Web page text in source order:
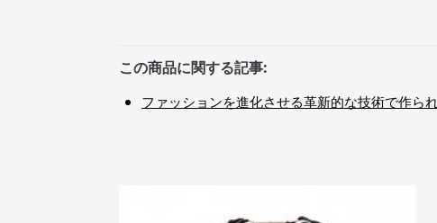
この商品に関する記事:
ファッションを進化させる革新的な技術で作ら